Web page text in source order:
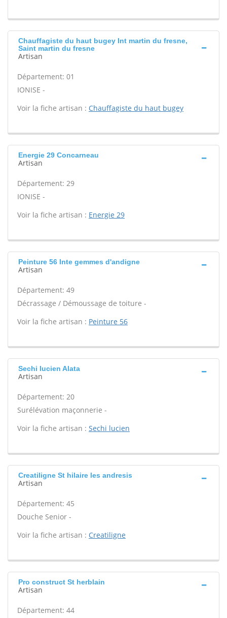
Chauffagiste du haut bugey Int martin du fresne,
Saint martin du fresne
Artisan
Département: 01
IONISE -
Voir la fiche artisan : Chauffagiste du haut bugey
Energie 29 Concarneau
Artisan
Département: 29
IONISE -
Voir la fiche artisan : Energie 29
Peinture 56 Inte gemmes d'andigne
Artisan
Département: 49
Décrassage / Démoussage de toiture -
Voir la fiche artisan : Peinture 56
Sechi lucien Alata
Artisan
Département: 20
Surélévation maçonnerie -
Voir la fiche artisan : Sechi lucien
Creatiligne St hilaire les andresis
Artisan
Département: 45
Douche Senior -
Voir la fiche artisan : Creatiligne
Pro construct St herblain
Artisan
Département: 44